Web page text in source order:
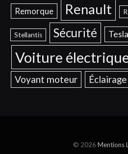
Remorque Renault
Stellantis Sécurité Tesla
Voiture
Voyant moteur Éclairage
© 2026 Mentions